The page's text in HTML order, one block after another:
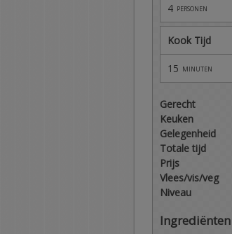
4 personen
Kook Tijd
15 minuten
Gerecht
Keuken
Gelegenheid
Totale tijd
Prijs
Vlees/vis/veg
Niveau
Ingrediënten